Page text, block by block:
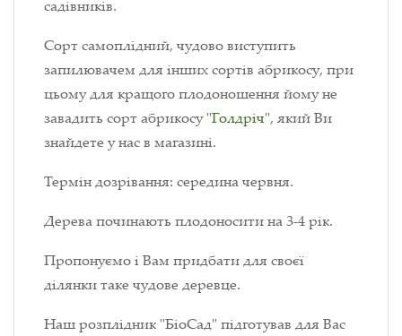
садівників.
Сорт самоплідний, чудово виступить
запилювачем для інших сортів абрикосу, при
цьому для кращого плодоношення йому не
завадить сорт абрикосу "Голдріч", який Ви
знайдете у нас в магазині.
Термін дозрівання: середина червня.
Дерева починають плодоносити на 3-4 рік.
Пропонуємо і Вам придбати для своєї
ділянки таке чудове деревце.
Наш розплідник "БіоСад" підготував для Вас